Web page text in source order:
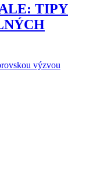
TIPY
výzvou